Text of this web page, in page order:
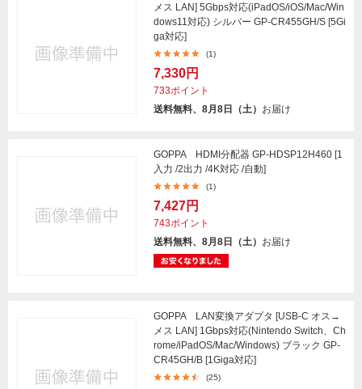
メス LAN] 5Gbps対応(iPadOS/iOS/Mac/Win
dows11対応) シルバー GP-CR455GH/S [5Gi
ga対応]
(1)
7,330円
733ポイント
送料無料、8月8日（土） お届け
GOPPA HDMI分配器 GP-HDSP12H460 [1
入力 /2出力 /4K対応 /自動]
(1)
7,427円
743ポイント
送料無料、8月8日（土） お届け
GOPPA LAN変換アダプタ [USB-C オス→
メス LAN] 1Gbps対応(Nintendo Switch、Ch
rome/iPadOS/Mac/Windows) ブラック GP-
CR45GH/B [1Giga対応]
(25)